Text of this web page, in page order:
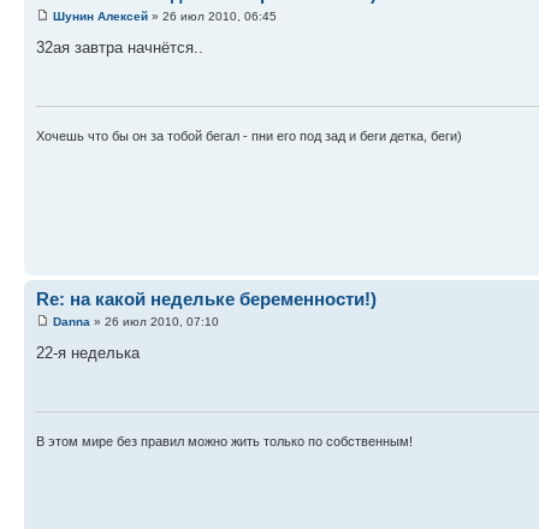
Шунин Алексей » 26 июл 2010, 06:45
32ая завтра начнётся..
Хочешь что бы он за тобой бегал - пни его под зад и беги детка, беги)
Re: на какой недельке беременности!)
Danna » 26 июл 2010, 07:10
22-я неделька
В этом мире без правил можно жить только по собственным!